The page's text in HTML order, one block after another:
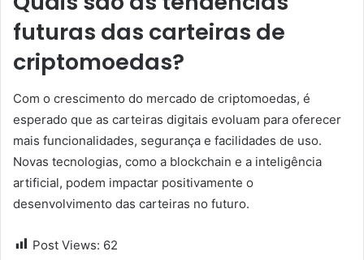
futuras das carteiras de
criptomoedas?
Com o crescimento do mercado de criptomoedas, é
esperado que as carteiras digitais evoluam para oferecer
mais funcionalidades, segurança e facilidades de uso.
Novas tecnologias, como a blockchain e a inteligência
artificial, podem impactar positivamente o
desenvolvimento das carteiras no futuro.
Post Views: 62